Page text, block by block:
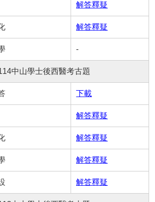
解答釋疑
解答釋疑
-
中山學士後西醫考古題
下載
解答釋疑
解答釋疑
解答釋疑
解答釋疑